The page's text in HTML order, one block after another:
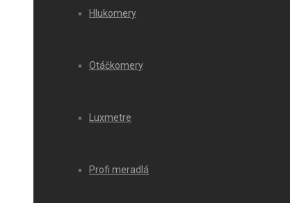
Hlukomery
Otáčkomery
Luxmetre
Profi meradlá